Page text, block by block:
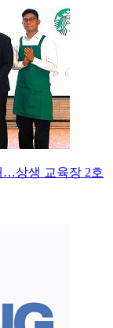
…상생 교육장 2호